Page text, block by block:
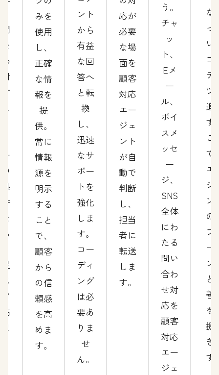
みを
使用
し、
正確
な情
報を
提
供。
常に
情報
源を
明示
する
こと
で、
顧客
から
の信
頼感
を高
めま
す。
ント
から
有益
な回
答へ
と転
換
し、
迅速
なサ
ポー
トを
強化
しま
す。
コー
ディ
ング
は必
要あ
りま
せ
ん。
応が
必要
な場
面を
顧客
対応
エー
ジェ
ント
が自
動で
判断
し、
担当
者に
転送
しま
す。
う。
チャ
ッ
ト、
Eメ
ー
ル、
ボイ
スメ
ッセ
ー
ジ、
SNS
全体
にわ
たる
問い
合わ
せ対
応を
顧客
対応
エー
ジェ
な
っ
い
コ
テ
ツ
追
す
こ
で
エ
ジ
ン
の
フ
ー
ン
と
善
を
握
き
す